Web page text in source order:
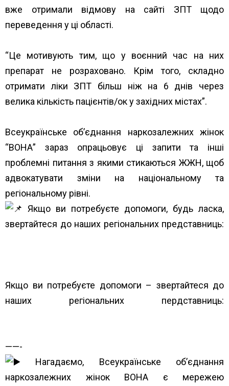
вже отримали відмову на сайті ЗПТ щодо
переведення у ці області.
“Це мотивують тим, що у воєнний час на них
препарат не розраховано. Крім того, складно
отримати ліки ЗПТ більш ніж на 6 днів через
велика кількість пацієнтів/ок у західних містах”.
Всеукраїнське об’єднання наркозалежних жінок
“ВОНА” зараз опрацьовує ці запити та інші
проблемні питання з якими стикаються ЖЖН, щоб
адвокатувати зміни на національному та
регіональному рівні.
Якщо ви потребуєте допомоги, будь ласка,
звертайтеся до наших регіональних представниць:
Якщо ви потребуєте допомоги – звертайтеся до
наших регіональних пердставниць:
——-
Нагадаємо, Всеукраїнське об’єднання
наркозалежних жінок ВОНА є мережею